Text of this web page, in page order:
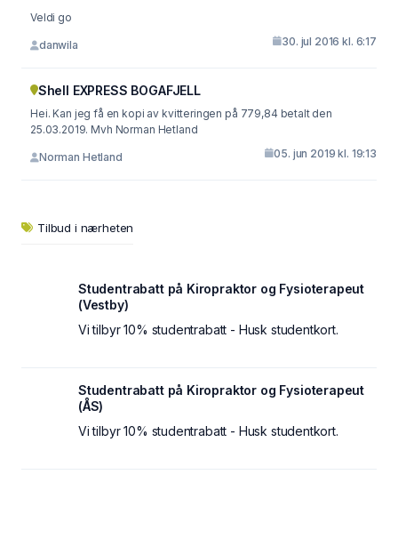
Veldi go
danwila 30. jul 2016 kl. 6:17
Shell EXPRESS BOGAFJELL
Hei. Kan jeg få en kopi av kvitteringen på 779,84 betalt den
25.03.2019. Mvh Norman Hetland
Norman Hetland 05. jun 2019 kl. 19:13
Tilbud i nærheten
Studentrabatt på Kiropraktor og Fysioterapeut
(Vestby)
Vi tilbyr 10% studentrabatt - Husk studentkort.
Studentrabatt på Kiropraktor og Fysioterapeut
(ÅS)
Vi tilbyr 10% studentrabatt - Husk studentkort.